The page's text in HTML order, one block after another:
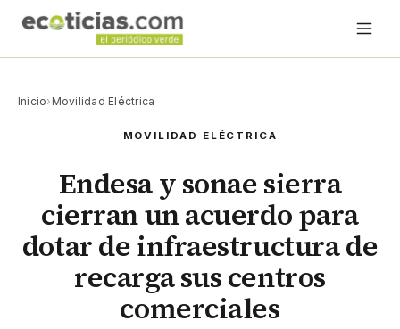
Inicio› Movilidad Eléctrica
MOVILIDAD ELÉCTRICA
Endesa y sonae sierra
cierran un acuerdo para
dotar de infraestructura de
recarga sus centros
comerciales